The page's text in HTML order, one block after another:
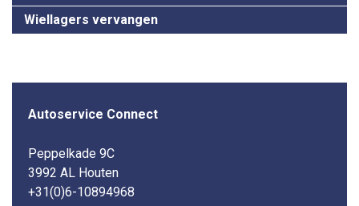
Wiellagers vervangen
Autoservice Connect
Peppelkade 9C
3992 AL Houten
+31(0)6-10894968